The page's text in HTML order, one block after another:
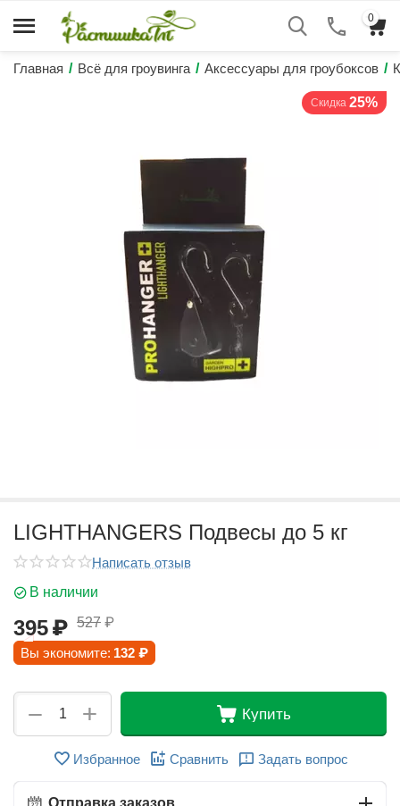
0
Главная / Всё для гроувинга / Аксессуары для гроубоксов /
Скидка 25%
LIGHTHANGERS Подвесы до 5 кг
Написать отзыв
В наличии
395₽ 527 ₽
Вы экономите: 132 ₽
+
− Купить
Избранное Сравнить Задать вопрос
Отправка заказов